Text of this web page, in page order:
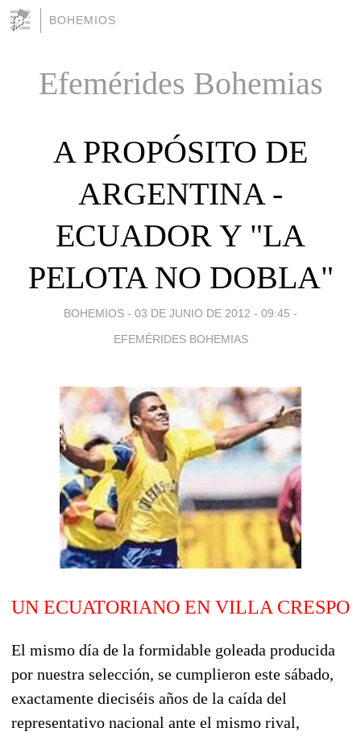
BOHEMIOS
Efemérides Bohemias
A PROPÓSITO DE
ARGENTINA -
ECUADOR Y "LA
PELOTA NO DOBLA"
BOHEMIOS - 03 DE JUNIO DE 2012 - 09:45 -
EFEMÉRIDES BOHEMIAS
UN ECUATORIANO EN VILLA CRESPO
El mismo día de la formidable goleada producida
por nuestra selección, se cumplieron este sábado,
exactamente dieciséis años de la caída del
representativo nacional ante el mismo rival,